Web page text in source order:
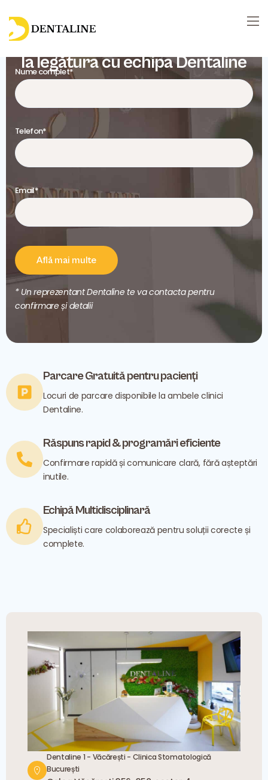
PRIMUL PAS CĂTRE UN PLAN DE TRATAMENT
Ia legătura cu echipa Dentaline
Nume complet*
Telefon*
Email*
* Un reprezentant Dentaline te va contacta pentru
confirmare și detalii
Parcare Gratuită pentru pacienți
Locuri de parcare disponibile la ambele clinici
Dentaline.
Răspuns rapid & programări eficiente
Confirmare rapidă și comunicare clară, fără așteptări
inutile.
Echipă Multidisciplinară
Specialiști care colaborează pentru soluții corecte și
complete.
Dentaline 1 - Văcărești - Clinica Stomatologică
București